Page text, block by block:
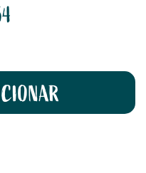
Nuts – Mais sabor